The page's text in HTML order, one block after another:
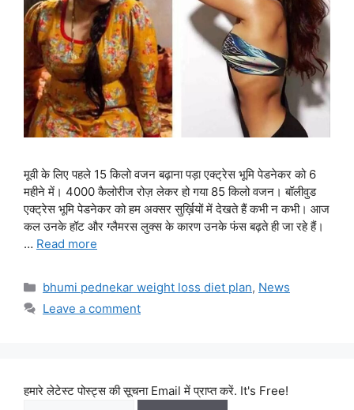
मूवी के लिए पहले 15 किलो वजन बढ़ाना पड़ा एक्ट्रेस भूमि पेडनेकर को 6
महीने में। 4000 कैलोरीज रोज़ लेकर हो गया 85 किलो वजन। बॉलीवुड
एक्ट्रेस भूमि पेडनेकर को हम अक्सर सुर्ख़ियों में देखते हैं कभी न कभी। आज
कल उनके हॉट और ग्लैमरस लुक्स के कारण उनके फंस बढ़ते ही जा रहे हैं।
… Read more
Categories
bhumi pednekar weight loss diet plan, News
Leave a comment
हमारे लेटेस्ट पोस्ट्स की सूचना Email में प्राप्त करें. It's Free!